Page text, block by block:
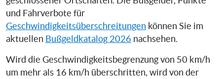
und Fahrverbote für
Geschwindigkeitsüberschreitungen können Sie im
aktuellen Bußgeldkatalog 2026 nachsehen.
Wird die Geschwindigkeitsbegrenzung von 50 km/h
um mehr als 16 km/h überschritten, wird von der